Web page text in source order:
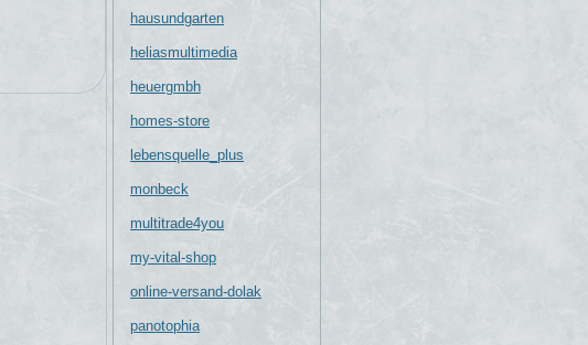
hausundgarten
heliasmultimedia
heuergmbh
homes-store
lebensquelle_plus
monbeck
multitrade4you
my-vital-shop
online-versand-dolak
panotophia